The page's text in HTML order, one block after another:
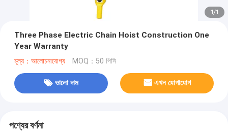
1/1
Three Phase Electric Chain Hoist Construction One
Year Warranty
মূল্য：আলোচনাযোগ্য MOQ：50 পিসি
ভালো দাম এখন যোগাযোগ
পণ্যের বর্ণনা